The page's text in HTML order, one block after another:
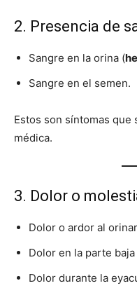
2. Presencia de
Sangre en la orina (
Sangre en el semen.
Estos son síntomas
médica.
3. Dolor o
Dolor o ardor al
Dolor en la parte
Dolor durante la